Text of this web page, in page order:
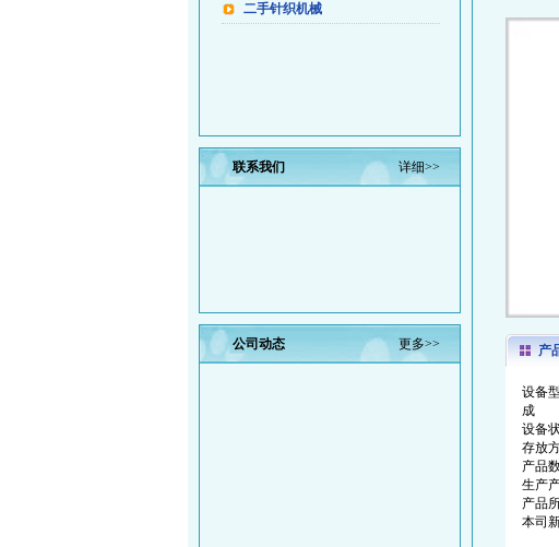
二手针织机械
联系我们 详细>>
公司动态 更多>> 产
设备
成
设备
存放
产品
生产
产品
本司